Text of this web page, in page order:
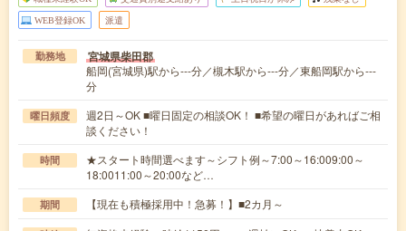
WEB登録OK 派遣
勤務地 宮城県柴田郡
船岡(宮城県)駅から---分／槻木駅から---分／東船岡駅から---
分
曜日頻度
週2日～OK ■曜日固定の相談OK！ ■希望の曜日があればご相
談ください！
時間
★スタート時間選べます～シフト例～7:00～16:009:00～
18:0011:00～20:00など…
期間 【現在も積極採用中！急募！】■2カ月～